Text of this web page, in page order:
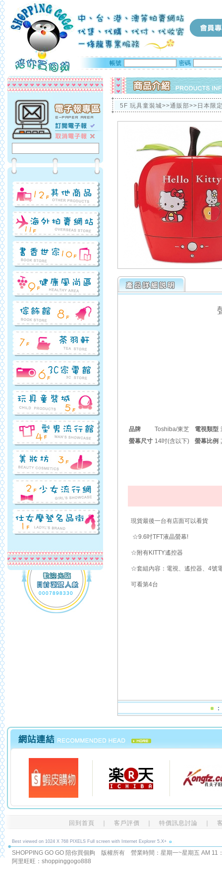
帳號 密碼
0007898330
5F 玩具童裝城>>通販部>>日本限
品牌 Toshiba/東芝 電視類型
螢幕尺寸 14吋(含以下) 螢幕比例
現貨最後一台有店面可以看貨
☆9.6吋TFT液晶螢幕!
☆附有KITTY遙控器
☆套組內容：電視、遙控器、4號
可看第4台
回到首頁 客戶評價 特價訊息討論
Best viewed on 1024 X 768 PIXELS Full screen with Internet Explorer 5.X+
SHOPPING GO GO 陪你買個夠 版權所有 營業時間：星期一~星期五 AM
阿里旺旺：shoppinggogo888